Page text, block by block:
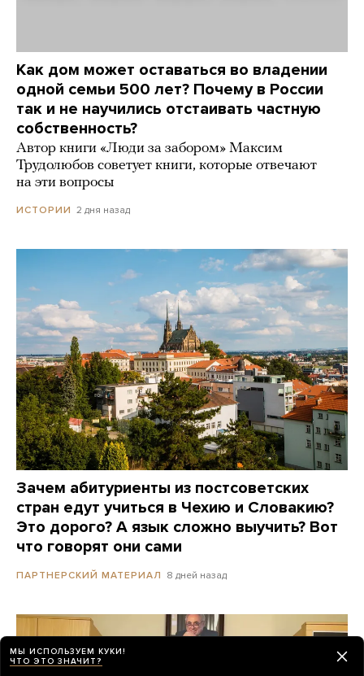
Как дом может оставаться во владении
одной семьи 500 лет? Почему в России
так и не научились отстаивать частную
собственность?
Автор книги «Люди за забором» Максим
Трудолюбов советует книги, которые отвечают
на эти вопросы
ИСТОРИИ 2 дня назад
Зачем абитуриенты из постсоветских
стран едут учиться в Чехию и Словакию?
Это дорого? А язык сложно выучить? Вот
что говорят они сами
ПАРТНЕРСКИЙ МАТЕРИАЛ 8 дней назад
МЫ ИСПОЛЬЗУЕМ КУКИ!
ЧТО ЭТО ЗНАЧИТ?